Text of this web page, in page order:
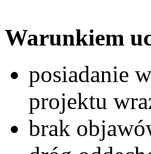
Warunkiem
posiadanie
projektu
brak